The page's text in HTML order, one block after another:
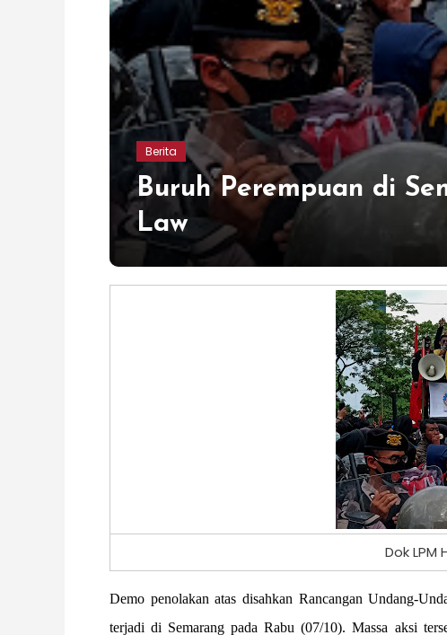
Berita
Buruh Perempuan di
Law
Dok LPM
Demo penolakan atas disahkan Rancangan Undang-
terjadi di Semarang pada Rabu (07/10). Massa aksi